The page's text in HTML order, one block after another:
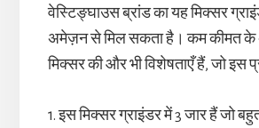
वेस्टिङ्घाउस ब्रांड का यह मिक्सर
अमेज़न से मिल सकता है। कम कीमत के
मिक्सर की और भी विशेषताएँ हैं, जो इस
1. इस मिक्सर ग्राइंडर में 3 जार हैं जो